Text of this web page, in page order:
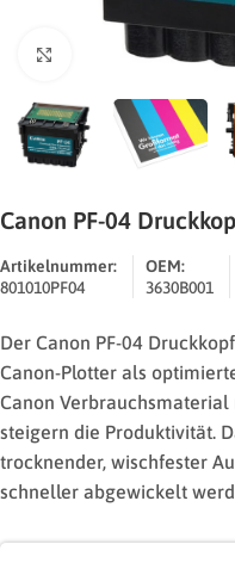
Zum Vergrößern
Canon PF-04
Artikelnummer:
801010PF04
OEM:
3630B001
Der Canon PF-04
Canon-Plotter als
Canon
steigern die Produktivität.
trocknender, wischfester
schneller abgewickelt